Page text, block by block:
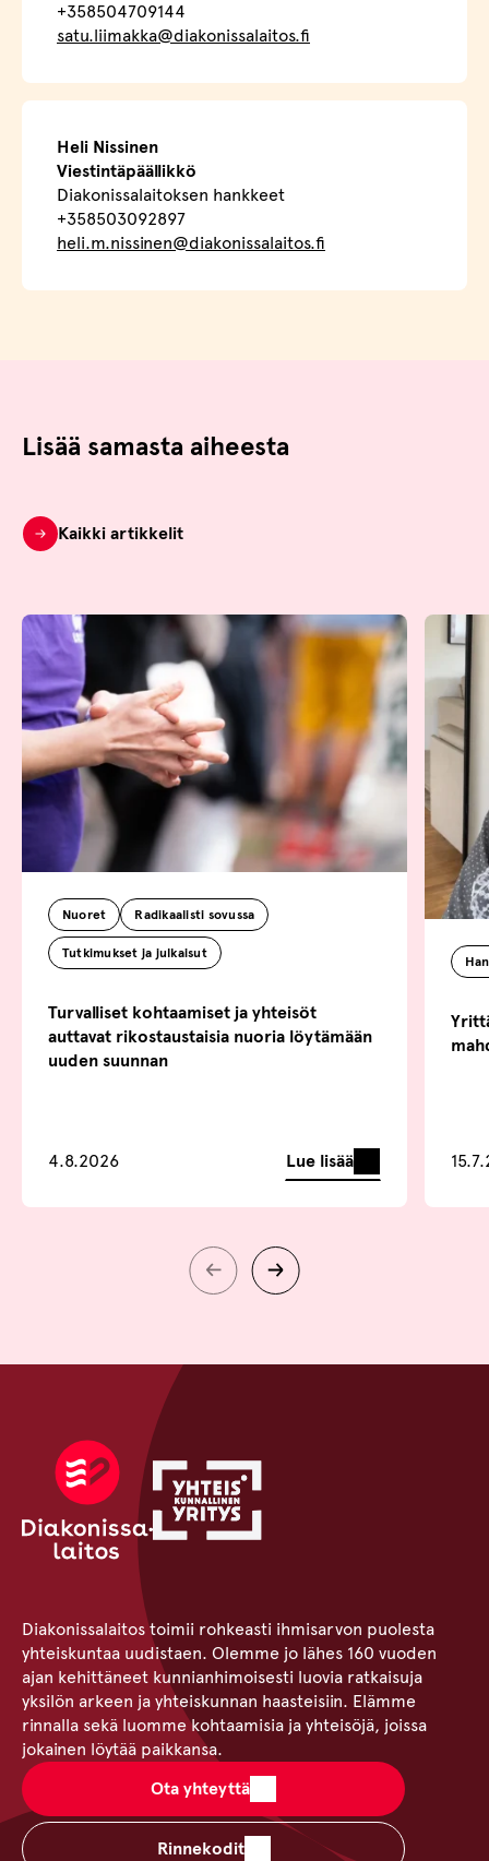
+358504709144
satu.liimakka@diakonissalaitos.fi
Heli Nissinen
Viestintäpäällikkö
Diakonissalaitoksen hankkeet
+358503092897
heli.m.nissinen@diakonissalaitos.fi
Lisää samasta aiheesta
Kaikki artikkelit
Nuoret Radikaalisti sovussa
Tutkimukset ja julkaisut
Turvalliset kohtaamiset ja yhteisöt
auttavat rikostaustaisia nuoria löytämään
uuden suunnan
4.8.2026 Lue lisää
Diakonissalaitos toimii rohkeasti ihmisarvon puolesta
yhteiskuntaa uudistaen. Olemme jo lähes 160 vuoden
ajan kehittäneet kunnianhimoisesti luovia ratkaisuja
yksilön arkeen ja yhteiskunnan haasteisiin. Elämme
rinnalla sekä luomme kohtaamisia ja yhteisöjä, joissa
jokainen löytää paikkansa.
Ota yhteyttä
Rinnekodit